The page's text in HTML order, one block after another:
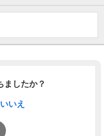
ましたか？
いいえ